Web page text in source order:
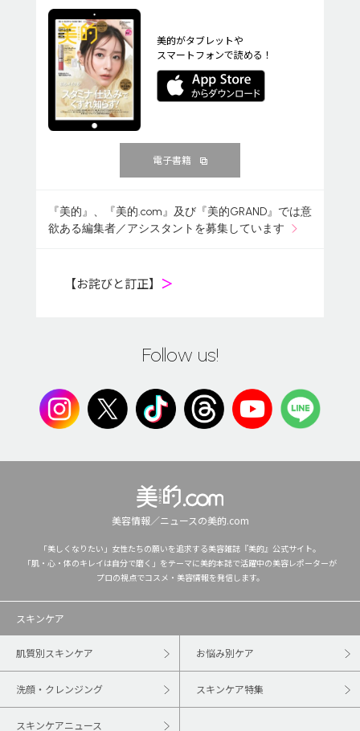
美的がタブレットや
スマートフォンで読める！
電子書籍
『美的』、『美的.com』及び『美的GRAND』では意
欲ある編集者／アシスタントを募集しています
【お詫びと訂正】 ＞
Follow us!
美容情報／ニュースの美的.com
「美しくなりたい」女性たちの願いを追求する美容雑誌『美的』公式サイト。
「肌・心・体のキレイは自分で磨く」をテーマに美的本誌で活躍中の美容レポーターが
プロの視点でコスメ・美容情報を発信します。
スキンケア
肌質別スキンケア お悩み別ケア
洗顔・クレンジング スキンケア特集
スキンケアニュース